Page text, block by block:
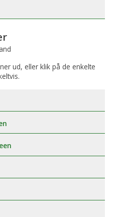
ud, eller klik på de enkelte